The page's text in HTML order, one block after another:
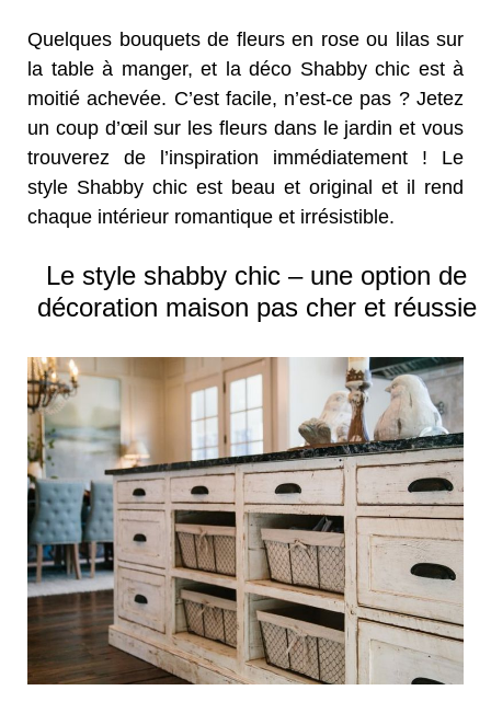
Quelques bouquets de fleurs en rose ou lilas sur
la table à manger, et la déco Shabby chic est à
moitié achevée. C’est facile, n’est-ce pas ? Jetez
un coup d’œil sur les fleurs dans le jardin et vous
trouverez de l’inspiration immédiatement ! Le
style Shabby chic est beau et original et il rend
chaque intérieur romantique et irrésistible.
Le style shabby chic – une option de
décoration maison pas cher et réussie